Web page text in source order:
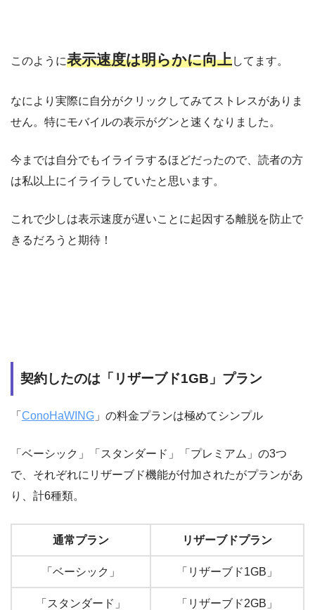
このように表示速度は明らかに向上してます。
なにより実際に自分がクリックしてみてストレスがありま
せん。特にモバイルの表示がグンと速くなりました。
今までは自分でもイライラするほどだったので、読者の方
は私以上にイライラしていたと思います。
これで少しは表示速度が遅いことに起因する離脱を防止で
きるだろうと期待！
契約したのは「リザーブド1GB」プラン
「 ConoHaWING 」の料金プランは極めてシンプル
「ベーシック」「スタンダード」「プレミアム」の3つ
で、それぞれにリザーブド機能が付加されたがプランがあ
り、計6種類。
通常プラン リザーブドプラン
「ベーシック」 「リザーブド1GB」
「スタンダード」 「リザーブド2GB」